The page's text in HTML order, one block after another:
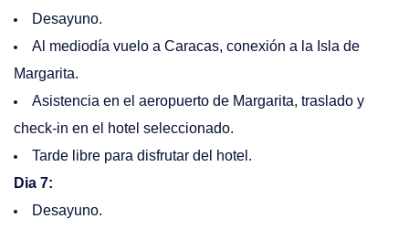
Desayuno.
Al mediodía vuelo a Caracas, conexión a la Isla de
Margarita.
Asistencia en el aeropuerto de Margarita, traslado y
check-in en el hotel seleccionado.
Tarde libre para disfrutar del hotel.
Dia 7:
Desayuno.